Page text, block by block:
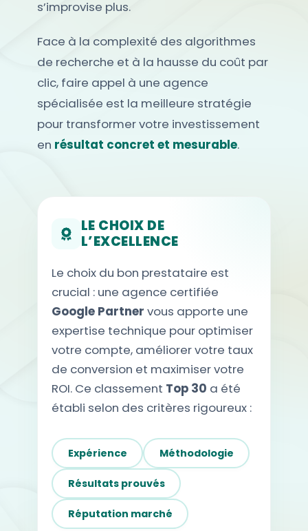
s’improvise plus.
Face à la complexité des algorithmes
de recherche et à la hausse du coût par
clic, faire appel à une agence
spécialisée est la meilleure stratégie
pour transformer votre investissement
en résultat concret et mesurable.
LE CHOIX DE
L’EXCELLENCE
Le choix du bon prestataire est
crucial : une agence certifiée
Google Partner vous apporte une
expertise technique pour optimiser
votre compte, améliorer votre taux
de conversion et maximiser votre
ROI. Ce classement Top 30 a été
établi selon des critères rigoureux :
Expérience Méthodologie
Résultats prouvés
Réputation marché